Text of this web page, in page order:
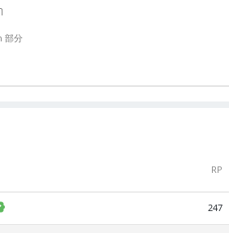
部分
RP
247